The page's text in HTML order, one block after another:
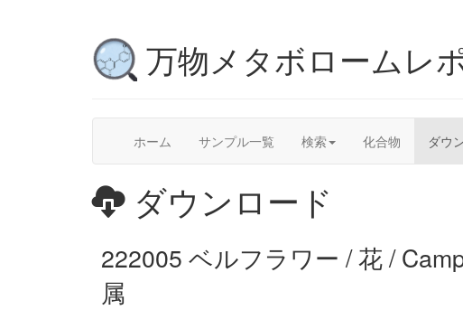
万物メタボロームレ
ホーム サンプル一覧 検索 化合物 ダウ
ダウンロード
222005 ベルフラワー / 花 /
属